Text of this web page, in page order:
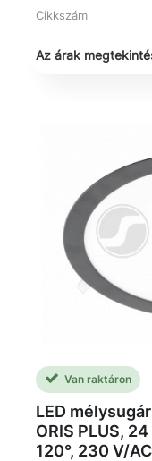
Cikkszám
Az árak
Van raktáron
LED
ORIS PLUS,
120°, 230 V/AC